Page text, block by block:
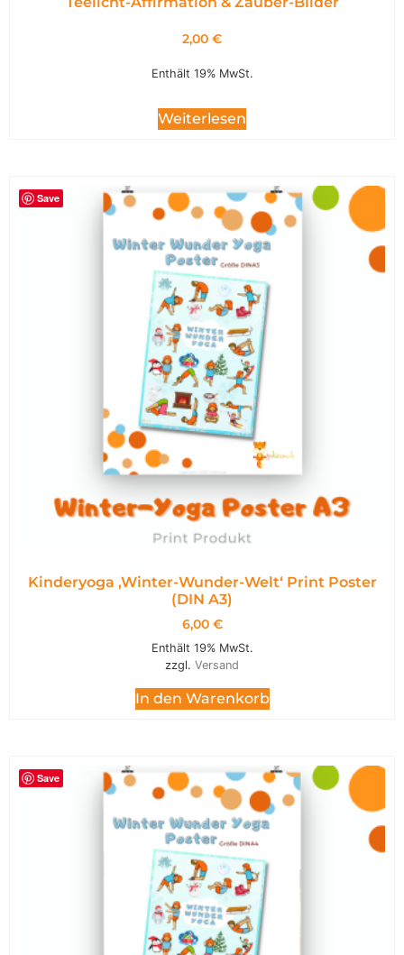
2,00 €
Enthält 19% MwSt.
Weiterlesen
Save
Kinderyoga ‚Winter-Wunder-Welt‘ Print Poster
(DIN A3)
6,00 €
Enthält 19% MwSt.
zzgl. Versand
In den Warenkorb
Save